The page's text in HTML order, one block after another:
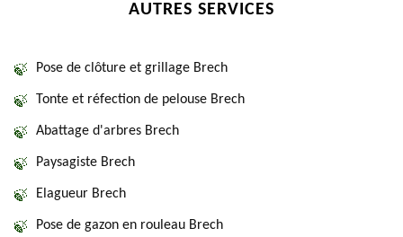
AUTRES SERVICES
Pose de clôture et grillage Brech
Tonte et réfection de pelouse Brech
Abattage d'arbres Brech
Paysagiste Brech
Elagueur Brech
Pose de gazon en rouleau Brech